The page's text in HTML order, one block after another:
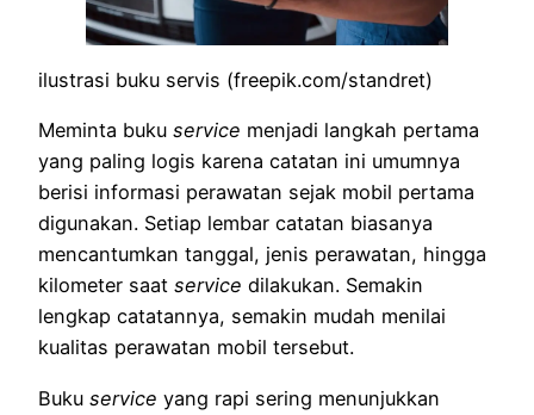
ilustrasi buku servis (freepik.com/standret)
Meminta buku service menjadi langkah pertama
yang paling logis karena catatan ini umumnya
berisi informasi perawatan sejak mobil pertama
digunakan. Setiap lembar catatan biasanya
mencantumkan tanggal, jenis perawatan, hingga
kilometer saat service dilakukan. Semakin
lengkap catatannya, semakin mudah menilai
kualitas perawatan mobil tersebut.
Buku service yang rapi sering menunjukkan